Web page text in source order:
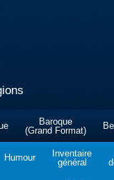
Baroque
(Grand Format)
Humour
Inventaire
général